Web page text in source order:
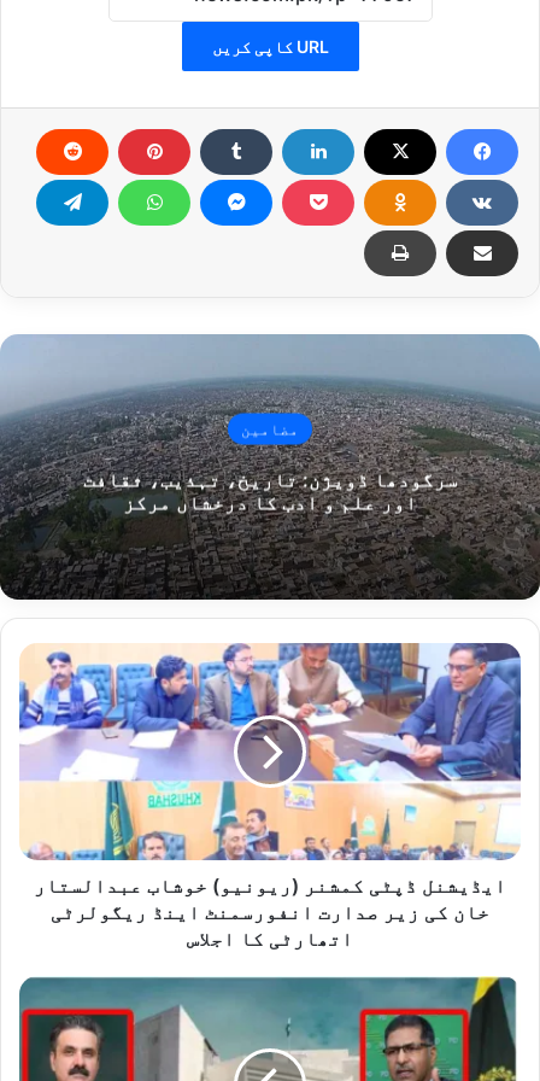
URL کاپی کریں
مضامین
سرگودھا ڈویژن: تاریخ، تہذیب، ثقافت
اور علم و ادب کا درخشاں مرکز
ا
ی
ڈ
ی
ش
ن
پ
ش
ر
ایڈیشنل ڈپٹی کمشنر (ریونیو) خوشاب عبدالستار
خان کی زیر صدارت انفورسمنٹ اینڈ ریگولرٹی
اتھارٹی کا اجلاس
ع
ی